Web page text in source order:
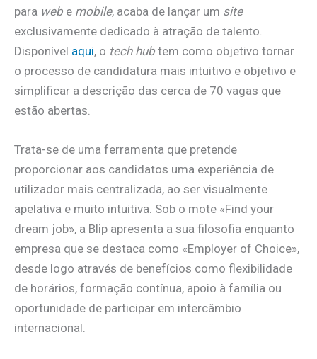
para web e mobile, acaba de lançar um site
exclusivamente dedicado à atração de talento.
Disponível aqui, o tech hub tem como objetivo tornar
o processo de candidatura mais intuitivo e objetivo e
simplificar a descrição das cerca de 70 vagas que
estão abertas.
Trata-se de uma ferramenta que pretende
proporcionar aos candidatos uma experiência de
utilizador mais centralizada, ao ser visualmente
apelativa e muito intuitiva. Sob o mote «Find your
dream job», a Blip apresenta a sua filosofia enquanto
empresa que se destaca como «Employer of Choice»,
desde logo através de benefícios como flexibilidade
de horários, formação contínua, apoio à família ou
oportunidade de participar em intercâmbio
internacional.